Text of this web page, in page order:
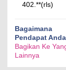
402.**(rls)
Bagaimana
Pendapat
Bagikan Ke
Lainnya